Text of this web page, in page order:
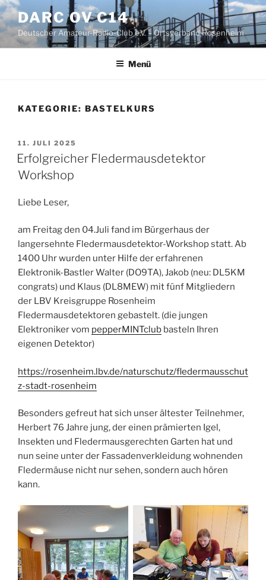
Zum
Inhalt
springen
DARC OV C14
Deutscher Amateur-Radio-Club e.V. – Ortsverband Rosenheim
Menü
KATEGORIE: BASTELKURS
VERÖFFENTLICHT
AM
11. JULI 2025
Erfolgreicher Fledermausdetektor
Workshop
Liebe Leser,
am Freitag den 04.Juli fand im Bürgerhaus der
langersehnte Fledermausdetektor-Workshop statt. Ab
1400 Uhr wurden unter Hilfe der erfahrenen
Elektronik-Bastler Walter (DO9TA), Jakob (neu: DL5KM
congrats) und Klaus (DL8MEW) mit fünf Mitgliedern
der LBV Kreisgruppe Rosenheim
Fledermausdetektoren gebastelt. (die jungen
Elektroniker vom pepperMINTclub basteln Ihren
eigenen Detektor)
https://rosenheim.lbv.de/naturschutz/fledermausschut
z-stadt-rosenheim
Besonders gefreut hat sich unser ältester Teilnehmer,
Herbert 76 Jahre jung, der einen prämierten Igel,
Insekten und Fledermausgerechten Garten hat und
nun seine unter der Fassadenverkleidung wohnenden
Fledermäuse nicht nur sehen, sondern auch hören
kann.